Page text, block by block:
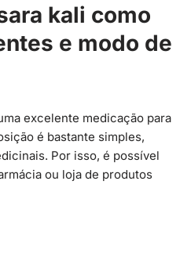
kali como
e modo de
excelente medicação para
é bastante simples,
Por isso, é possível
ou loja de produtos